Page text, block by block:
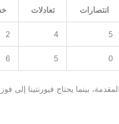
انتصارات تعادلات
5
4
2
0
5
6
بينما يحتاج فيورنتينا إلى فوز